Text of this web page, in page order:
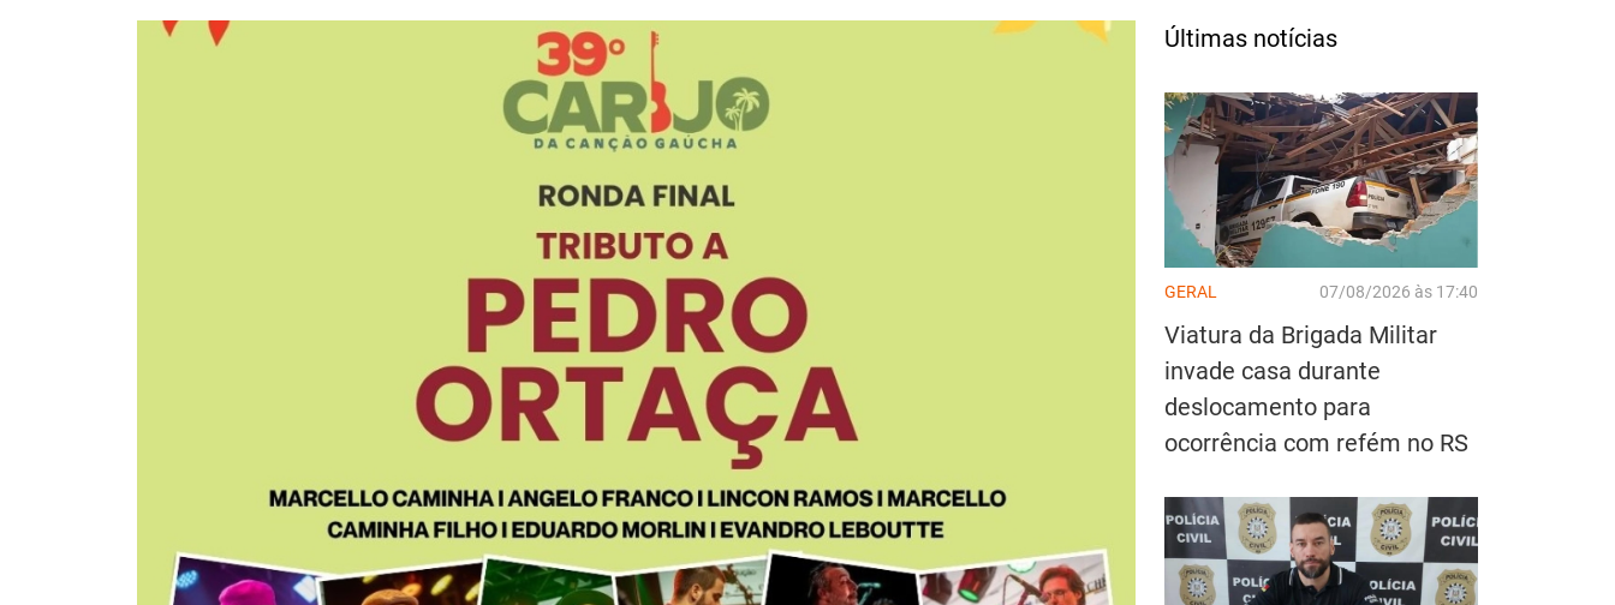
Últimas notícias
GERAL 07/08/2026 às 17:40
Viatura da Brigada Militar
invade casa durante
deslocamento para
ocorrência com refém no RS